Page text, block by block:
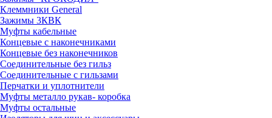
Клеммники General
Зажимы 3КВК
Муфты кабельные
Концевые с наконечниками
Концевые без наконечников
Соединительные без гильз
Соединительные с гильзами
Перчатки и уплотнители
Муфты металло рукав- коробка
Муфты остальные